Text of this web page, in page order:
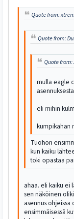
Quote from:
Quote from:
Quote from:
mulla eagle
eli mihin
kumpikahan
Tuohon
kun kaiku
toki opastaa
ahaa. eli kaiku ei
sen näköinen
asennus ohjeissa
ensimmäisessä